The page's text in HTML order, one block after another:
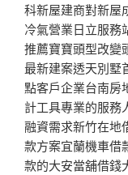
科新屋建商對新屋
冷氣營業日立服務
推薦寶寶頭型改變
最新建案透天別墅
點客戶企業台南房
計工具專業的服務
融資需求新竹在地
款方案宜蘭機車借
款的大安當舖借錢